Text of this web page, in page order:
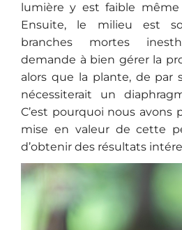
lumière y est faible
Ensuite, le milieu est
branches mortes
demande à bien gérer la
alors que la plante, de par
nécessiterait un
C’est pourquoi nous avons
mise en valeur de cette
d’obtenir des résultats